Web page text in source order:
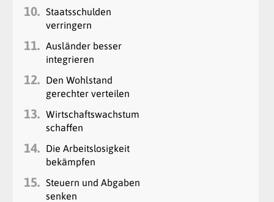
10. Staatsschulden
verringern
11.
Ausländer besser
integrieren
12.
Den Wohlstand
gerechter verteilen
13. Wirtschaftswachstum
schaffen
14.
Die Arbeitslosigkeit
bekämpfen
15. Steuern und Abgaben
senken